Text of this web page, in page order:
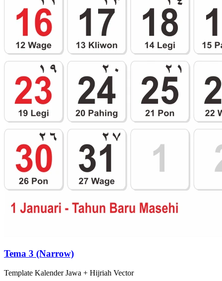
Tema 3 (Narrow)
Template Kalender Jawa + Hijriah Vector